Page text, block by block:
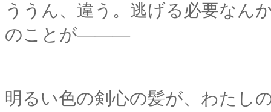
ううん、違う。逃げる必要なん
のことが―――
明るい色の剣心の髪が、わたし